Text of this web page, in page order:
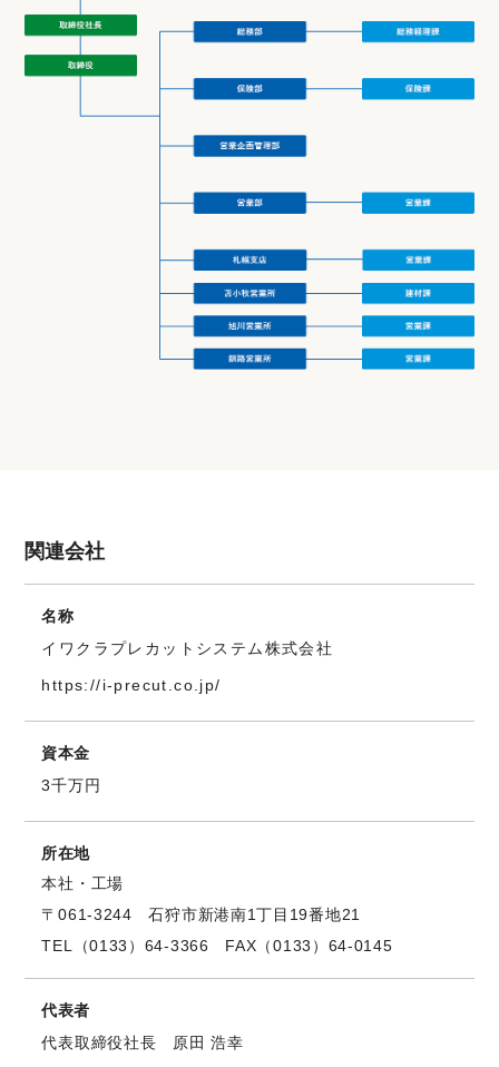
関連会社
名称
イワクラプレカットシステム株式会社
https://i-precut.co.jp/
資本金
3千万円
所在地
本社・工場
〒061-3244 石狩市新港南1丁目19番地21
TEL（0133）64-3366 FAX（0133）64-0145
代表者
代表取締役社長 原田 浩幸